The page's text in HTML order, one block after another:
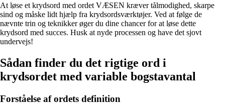
At løse et krydsord med ordet VÆSEN kræver tålmodighed, skarpe
sind og måske lidt hjælp fra krydsordsværktøjer. Ved at følge de
nævnte trin og teknikker øger du dine chancer for at løse dette
krydsord med succes. Husk at nyde processen og have det sjovt
undervejs!
Sådan finder du det rigtige ord i
krydsordet med variable bogstavantal
Forståelse af ordets definition